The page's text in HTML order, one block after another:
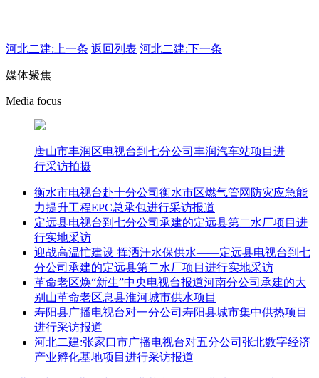
河北二建: 上一条 返回列表 河北二建:下一条
媒体聚焦
Media focus
唐山市丰润区电视台到七分公司丰润汽车站项目进
行采访拍摄
衡水市电视台赴十分公司衡水市区燃气管网防灾应急能
力提升工程EPC总承包进行采访报道
定远县电视台到七分公司承建的定远县第二水厂项目进
行实地采访
迎战高温忙建设 挥洒汗水保供水——定远县电视台到七
分公司承建的定远县第二水厂项目进行实地采访
革命老区焕“新生”中央电视台报道河南分公司承建的大
别山革命老区息县淮河城市供水项目
寿阳县广播电视台对一分公司寿阳县城市集中供热项目
进行采访报道
河北二建:张家口市广播电视台对五分公司张北数字经济
产业孵化基地项目进行采访报道